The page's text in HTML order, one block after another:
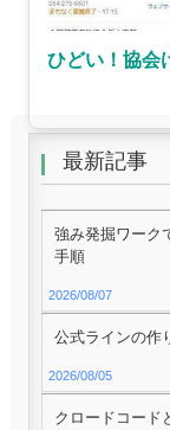
ひどい！協会
最新記事
強み発掘ワーク
手順
2026/08/07
公式ラインの作
2026/08/05
クロードコード